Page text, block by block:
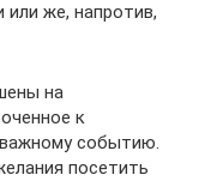
же, напротив,
на
к
событию.
посетить